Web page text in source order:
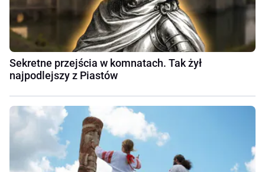
Sekretne przejścia w komnatach. Tak żył
najpodlejszy z Piastów